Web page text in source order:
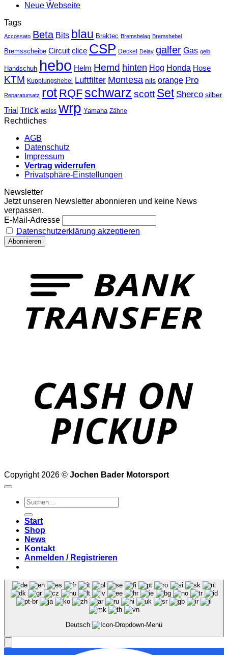
Neue Webseite
Tags
Accossato Beta Bits blau Braktec Bremsbelag Bremshebel
Bremsscheibe Circuit clice CSP Deckel Delay galfer Gas gelb
Handschuh hebo Helm Hemd hinten Hog Honda Hose
KTM Kupplungshebel Luftfilter Montesa nils orange Pro
Reparatursatz rot RQF schwarz scott Set Sherco silber
Trial Trick weiss wrp Yamaha Zähne
Rechtliches
AGB
Datenschutz
Impressum
Vertrag widerrufen
Privatsphäre-Einstellungen
Newsletter
Jetzt unseren Newsletter abonnieren und keine News
verpassen.
E-Mail-Adresse
Datenschutzerklärung akzeptieren
Copyright 2026 © Jochen Bader Motorsport
Suchen
nach:
Start
Shop
News
Kontakt
Anmelden / Registrieren
Deutsch